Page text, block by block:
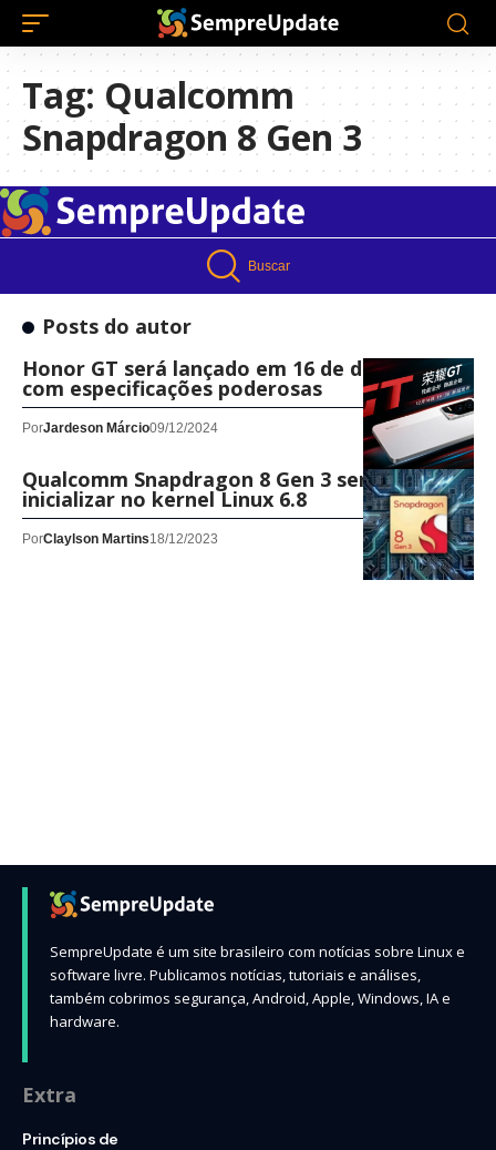
Tag: Qualcomm
Snapdragon 8 Gen 3
Buscar
Posts do autor
Honor GT será lançado em 16 de dezembro
com especificações poderosas
PorJardeson Márcio09/12/2024
Qualcomm Snapdragon 8 Gen 3 será capaz de
inicializar no kernel Linux 6.8
PorClaylson Martins18/12/2023
SempreUpdate é um site brasileiro com notícias sobre Linux e
software livre. Publicamos notícias, tutoriais e análises,
também cobrimos segurança, Android, Apple, Windows, IA e
hardware.
Extra
Princípios de